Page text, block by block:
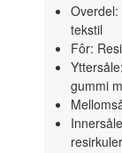
Overdel:
tekstil
Fôr:
gummi